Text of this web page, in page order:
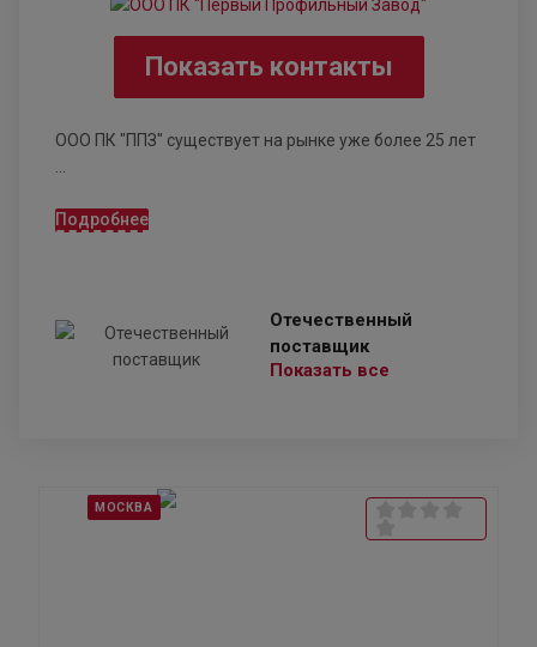
Показать контакты
ООО ПК "ППЗ" существует на рынке уже более 25 лет
Подробнее
Отечественный
поставщик
Показать все
МОСКВА